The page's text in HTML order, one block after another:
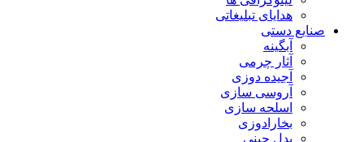
هدایای تبلیغاتی
صنایع دستی
آبگینه
آثار چرمی
آجیده دوزی
آروسی سازی
اسلحه سازی
بخارادوزی
بدل چینی